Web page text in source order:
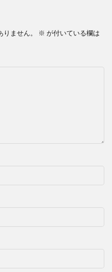
ません。 ※ が付いている欄は